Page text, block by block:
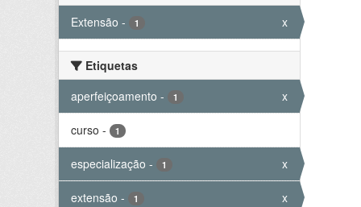
Extensão - 1 x
Etiquetas
aperfeiçoamento - 1 x
curso - 1
especialização - 1 x
extensão - 1 x